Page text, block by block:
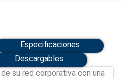
Especificaciones
Descargables
su red corporativa con una